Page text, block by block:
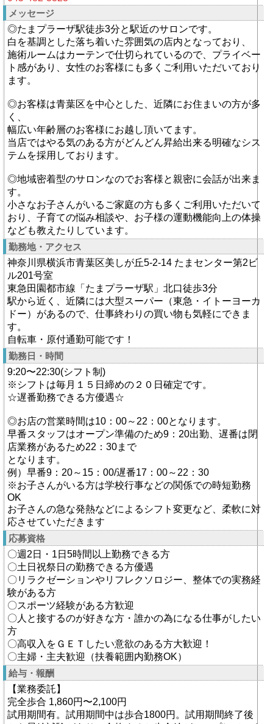
メッセージ
◎たまプラーザ駅徒歩3分と駅近のサロンです。
白を基調とした落ち着いた雰囲気の店内となっており、
施術ルームはカーテンで仕切られているので、プライベー
ト感があり、女性のお客様にも多くご利用いただいており
ます。
◎お客様は青葉区を中心とした、近隣にお住まいの方が多
く、
幅広い年齢層のお客様にお越し頂いてます。
当店ではやる気のある方がどんどん昇給出来る明確なシス
テムを採用しております。
◎地域密着型のサロンなのでお客様と親密に会話が出来ま
す。
小さなお子さんがいるご家庭の方も多くご利用いただいて
おり、子育ての悩み相談や、お子様の運動機能向上の体操
なども教えたりしています。
勤務地・アクセス
神奈川県横浜市青葉区美しが丘5-2-14 たまセンター第2ビ
ル201号室
東急田園都市線「たまプラーザ駅」北口徒歩3分
駅から近く、近隣には大型スーパー（東急・イトーヨーカ
ドー）があるので、仕事終わりの買い物も気軽にできま
す。
自転車・原付通勤可能です！
勤務日・時間
9:20〜22:30(シフト制)
※シフトは毎月１５日締めの２０日確定です。
☆遅番勤務できる方優遇☆
◎お店の営業時間は10：00～22：00となります。
早番スタッフはオープン準備のため9：20出勤、遅番は閉
店業務があるため22：30まで
となります。
例）早番9：20～15：00/遅番17：00～22：30
※お子さんがいる方は学校行事などの関係での時短勤務
OK
お子さんの急な発熱などによるシフト変更など、柔軟に対
応させていただきます
応募資格
〇週2日・1日5時間以上勤務できる方
〇土日祝祭日の勤務できる方優遇
〇リラクゼーションやリフレクソロジー、整体での実務経
験がある方
〇スポーツ経験がある方歓迎
〇人と接するのが好きな方・誰かの為になる仕事がしたい
方
〇高収入をＧＥＴしたい意欲のある方大歓迎！
〇主婦・主夫歓迎（扶養範囲内勤務OK）
給与・報酬
【業務委託】
完全歩合 1,860円〜2,100円
試用期間有。試用期間中は歩合1800円。試用期間終了後